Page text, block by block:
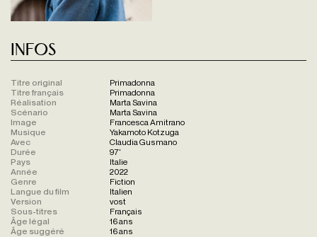
Infos
Titre original
Primadonna
Titre français
Primadonna
Réalisation
Marta Savina
Scénario
Marta Savina
Image
Francesca Amitrano
Musique
Yakamoto Kotzuga
Avec
Claudia Gusmano
Durée
97'
Pays
Italie
Année
2022
Genre
Fiction
Langue du film
Italien
Version
vost
Sous-titres
Français
Âge légal
16 ans
Âge suggéré
16 ans